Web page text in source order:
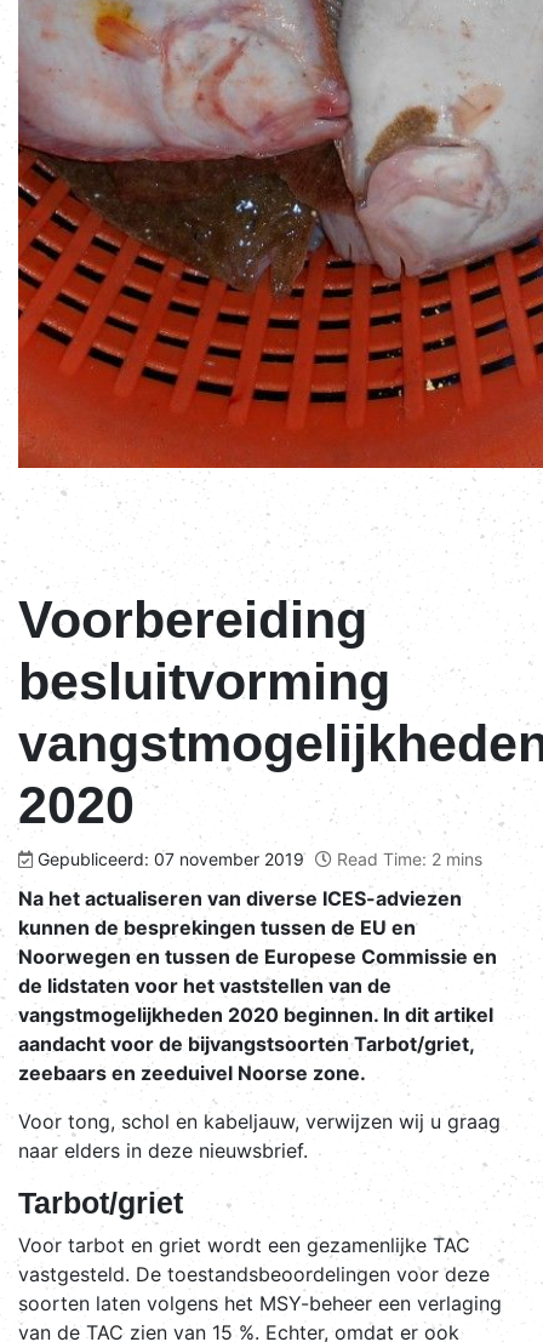
Voorbereiding
besluitvorming
2020
Gepubliceerd: 07 november 2019 Read Time: 2 mins
Na het actualiseren van diverse ICES-adviezen
kunnen de besprekingen tussen de EU en
Noorwegen en tussen de Europese Commissie en
de lidstaten voor het vaststellen van de
vangstmogelijkheden 2020 beginnen. In dit artikel
aandacht voor de bijvangstsoorten Tarbot/griet,
zeebaars en zeeduivel Noorse zone.
Voor tong, schol en kabeljauw, verwijzen wij u graag
naar elders in deze nieuwsbrief.
Tarbot/griet
Voor tarbot en griet wordt een gezamenlijke TAC
vastgesteld. De toestandsbeoordelingen voor deze
soorten laten volgens het MSY-beheer een verlaging
van de TAC zien van 15 %. Echter, omdat er ook